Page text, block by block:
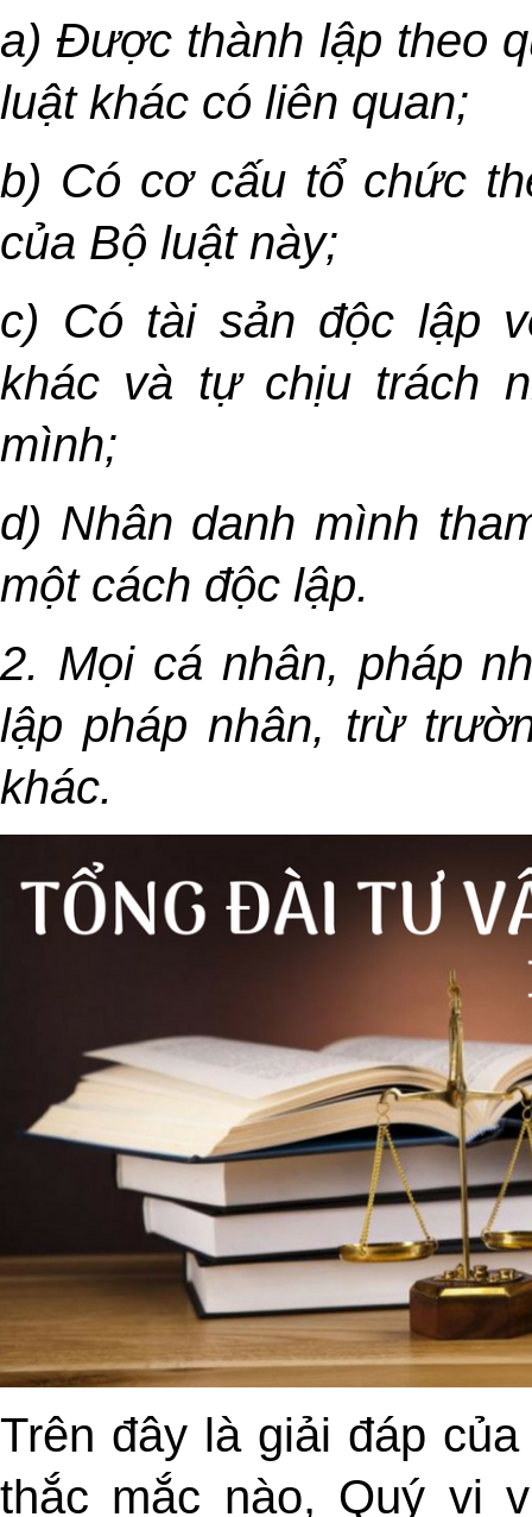
a) Được thành lập theo
luật khác có liên quan;
b) Có cơ cấu tổ chức
của Bộ luật này;
c) Có tài sản độc lập
khác và tự chịu trách
mình;
d) Nhân danh mình
một cách độc lập.
2. Mọi cá nhân, pháp
lập pháp nhân, trừ
khác.
Trên đây là giải đáp
thắc mắc nào, Quý vị